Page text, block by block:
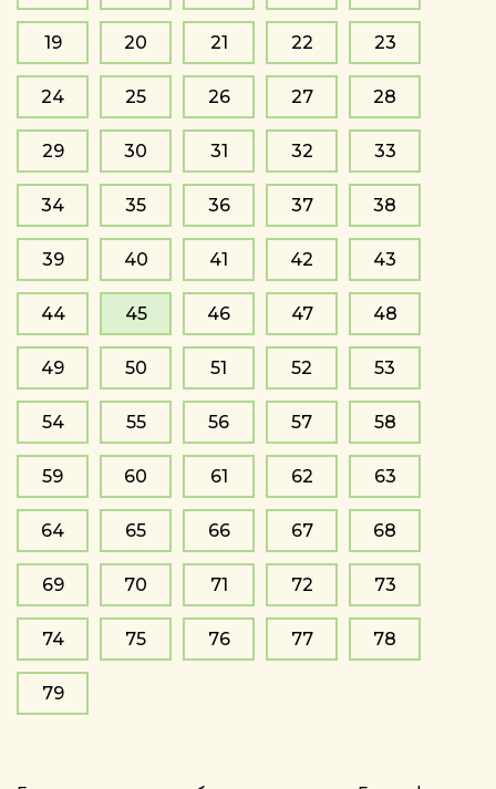
19 20 21 22 23
24 25 26 27 28
29 30 31 32 33
34 35 36 37 38
39 40 41 42 43
44 45 46 47 48
49 50 51 52 53
54 55 56 57 58
59 60 61 62 63
64 65 66 67 68
69 70 71 72 73
74 75 76 77 78
79